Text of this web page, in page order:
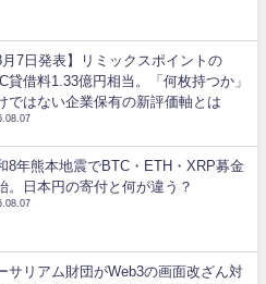
月7日発表】リミックスポイントの
貸借料1.33億円相当。「何枚持つか」
ではない企業保有の新評価軸とは
8年熊本地震でBTC・ETH・XRP募金
。日本円の寄付と何が違う？
サリアム財団がWeb3の画面改ざん対